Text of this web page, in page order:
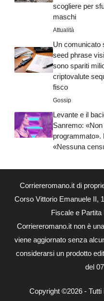
scogliere per
maschi
Attualità
Un comunicato
seed phrase
sono spariti
criptovalute
fisco
Gossip
Levante e il
Sanremo: «Non
programmato».
«Nessuna
Corriereromano.it di
Corso Vittorio Emanuele II,
Fiscale e Partita
Corriereromano.it non è
viene aggiornato senza
considerarsi un prodotto
del
Copyright ©2026 - Tutti